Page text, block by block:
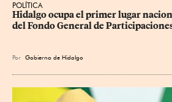
POLÍTICA
Hidalgo ocupa el primer lugar
del Fondo General de
Por Gobierno de Hidalgo